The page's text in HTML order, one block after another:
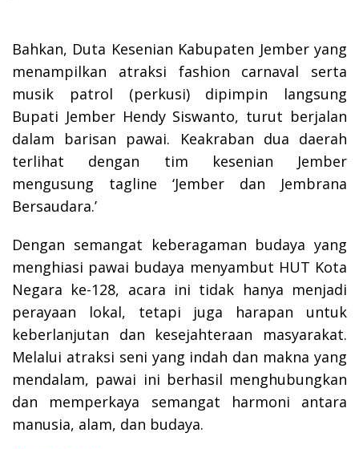
Bahkan, Duta Kesenian Kabupaten Jember yang
menampilkan atraksi fashion carnaval serta
musik patrol (perkusi) dipimpin langsung
Bupati Jember Hendy Siswanto, turut berjalan
dalam barisan pawai. Keakraban dua daerah
terlihat dengan tim kesenian Jember
mengusung tagline ‘Jember dan Jembrana
Bersaudara.’
Dengan semangat keberagaman budaya yang
menghiasi pawai budaya menyambut HUT Kota
Negara ke-128, acara ini tidak hanya menjadi
perayaan lokal, tetapi juga harapan untuk
keberlanjutan dan kesejahteraan masyarakat.
Melalui atraksi seni yang indah dan makna yang
mendalam, pawai ini berhasil menghubungkan
dan memperkaya semangat harmoni antara
manusia, alam, dan budaya.